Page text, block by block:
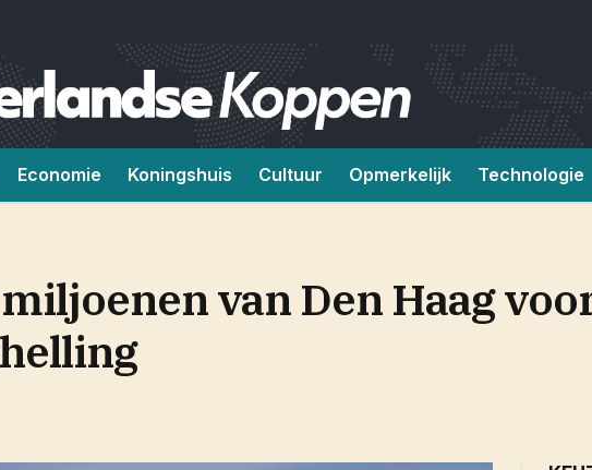
Economie Koningshuis Cultuur Opmerkelijk Technologie
van Den Haag